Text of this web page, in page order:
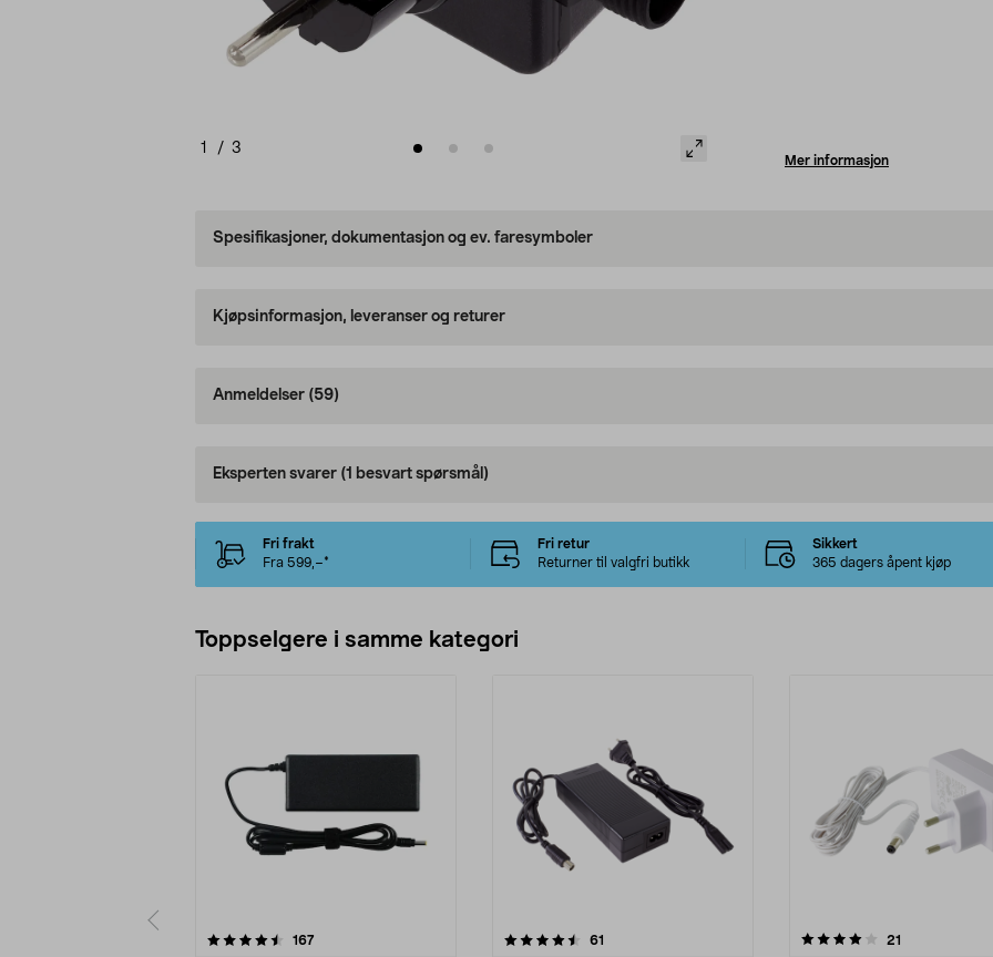
1 / 3
Mer informasjon
Spesifikasjoner, dokumentasjon og ev. faresymboler
Kjøpsinformasjon, leveranser og returer
Anmeldelser (59)
Eksperten svarer (1 besvart spørsmål)
Fri frakt
Fra 599,–*
Fri retur
Returner til valgfri butikk
Sikkert
365 dagers åpent kjøp
Toppselgere i samme kategori
167anmeldelser
4.5 av 5 stjerner 61
4.0 av 5 stjerner 21
4.5 av 5 stjerner